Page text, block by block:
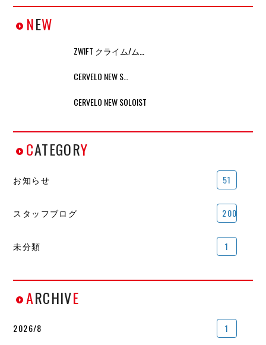
NEW
ZWIFT クライム/ム…
CERVELO NEW S…
CERVELO NEW SOLOIST
CATEGORY
お知らせ 51
スタッフブログ 200
未分類 1
ARCHIVE
2026/8 1